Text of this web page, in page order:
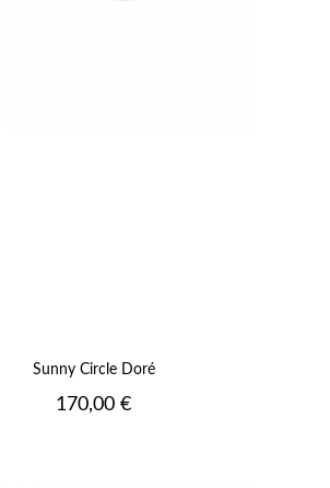
Sunny Circle Doré
Prix
170,00 €